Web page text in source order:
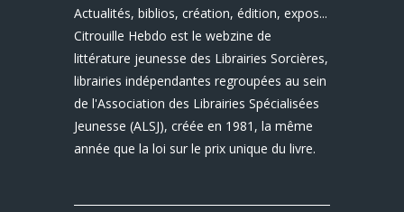
Actualités, biblios, création, édition, expos...
Citrouille Hebdo est le webzine de
littérature jeunesse des Librairies Sorcières,
librairies indépendantes regroupées au sein
de l'Association des Librairies Spécialisées
Jeunesse (ALSJ), créée en 1981, la même
année que la loi sur le prix unique du livre.